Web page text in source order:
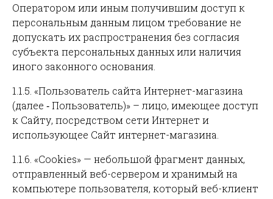
Оператором или иным получившим доступ к
персональным данным лицом требование не
допускать их распространения без согласия
субъекта персональных данных или наличия
иного законного основания.
1.1.5. «Пользователь сайта Интернет-магазина
(далее ‑ Пользователь)» – лицо, имеющее доступ
к Сайту, посредством сети Интернет и
использующее Сайт интернет-магазина.
1.1.6. «Cookies» — небольшой фрагмент данных,
отправленный веб-сервером и хранимый на
компьютере пользователя, который веб-клиент